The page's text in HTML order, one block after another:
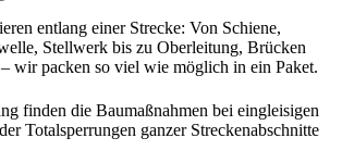
entlang einer Strecke: Von Schiene,
Stellwerk bis zu Oberleitung, Brücken
wir packen so viel wie möglich in ein Paket.
finden die Baumaßnahmen bei eingleisigen
Totalsperrungen ganzer Streckenabschnitte